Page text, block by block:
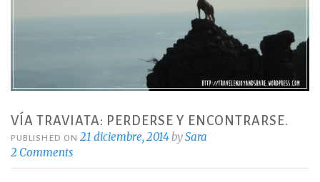
VÍA TRAVIATA: PERDERSE Y ENCONTRARSE.
PUBLISHED ON21 diciembre, 2014bySara
2 Comments